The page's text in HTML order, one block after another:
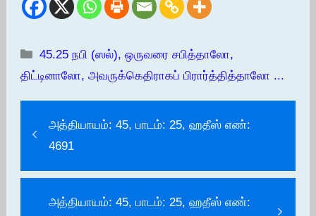
Categories
45.25 நபி (ஸல்), ஒருவரை சபித்தாலோ,
திட்டினாலோ, அவருக்கெதிராகப் பிரார்த்தித்தாலோ ...
அத்தியாயம்: 45, பாடம்: 25, ஹதீஸ் எண்:
4691
அத்தியாயம்: 45, பாடம்: 25, ஹதீஸ் எண்: